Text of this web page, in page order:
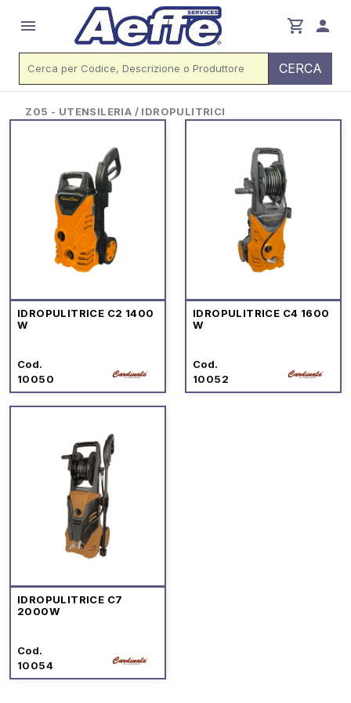
menu shopping_cart person
CERCA
Z05 - UTENSILERIA / IDROPULITRICI
IDROPULITRICE C2 1400
W
Cod.
10050
IDROPULITRICE C4 1600
W
Cod.
10052
IDROPULITRICE C7
2000W
Cod.
10054